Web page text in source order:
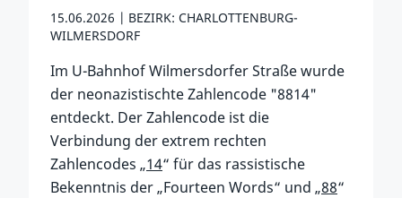
15.06.2026
BEZIRK: CHARLOTTENBURG-
WILMERSDORF
Im U-Bahnhof Wilmersdorfer Straße wurde
der neonazistischte Zahlencode "8814"
entdeckt. Der Zahlencode ist die
Verbindung der extrem rechten
Zahlencodes „14“ für das rassistische
Bekenntnis der „Fourteen Words“ und „88“